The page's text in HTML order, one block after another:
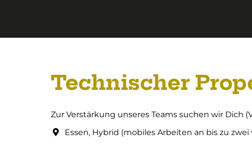
Technischer
Zur Verstärkung unseres Teams suchen wir Dich
Essen, Hybrid (mobiles Arbeiten an bis zu zwei